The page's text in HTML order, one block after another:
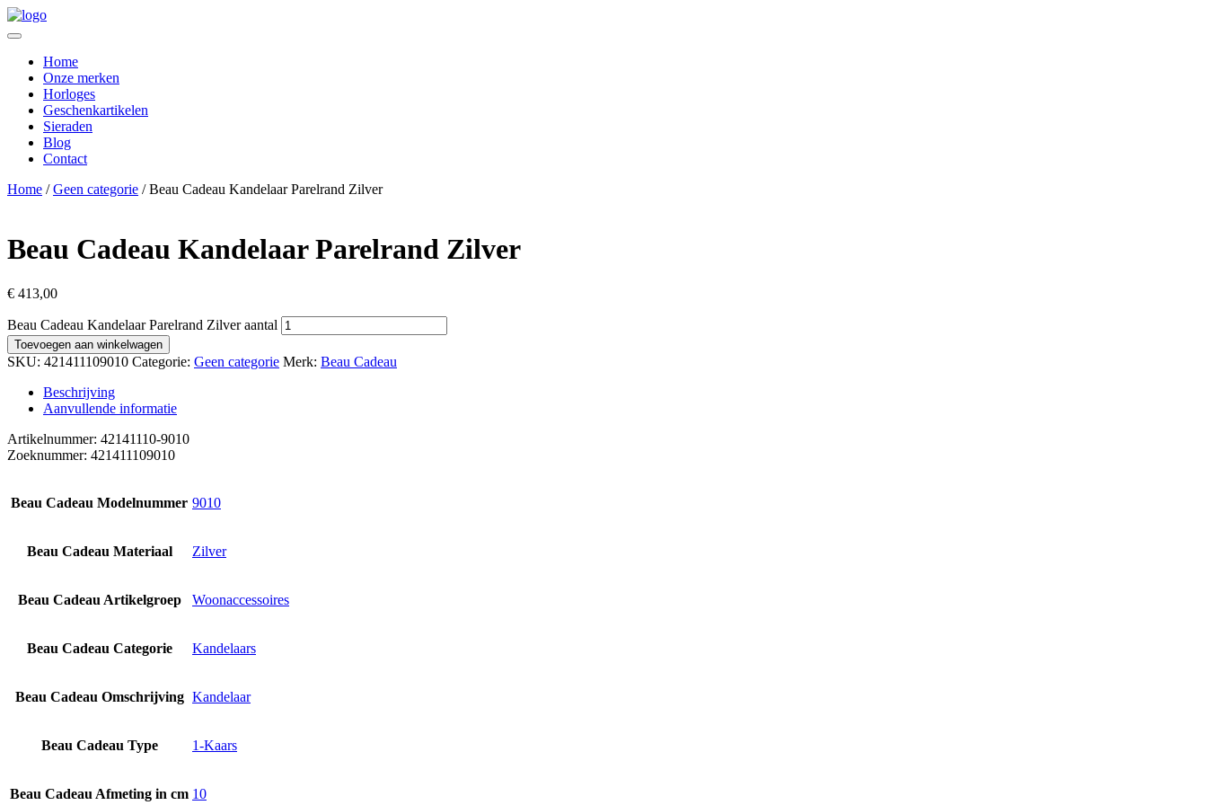
Home
Onze merken
Horloges
Geschenkartikelen
Sieraden
Blog
Contact
Home /Geen categorie / Beau Cadeau Kandelaar Parelrand Zilver
Beau Cadeau Kandelaar Parelrand Zilver
€ 413,00
Beau Cadeau Kandelaar Parelrand Zilver aantal
Toevoegen aan winkelwagen
SKU: 421411109010 Categorie: Geen categorie Merk: Beau Cadeau
Beschrijving
Aanvullende informatie
Artikelnummer: 42141110-9010
Zoeknummer: 421411109010
Beau Cadeau Modelnummer 9010
Beau Cadeau Materiaal Zilver
Beau Cadeau Artikelgroep Woonaccessoires
Beau Cadeau Categorie Kandelaars
Beau Cadeau Omschrijving Kandelaar
Beau Cadeau Type 1-Kaars
Beau Cadeau Afmeting in cm 10